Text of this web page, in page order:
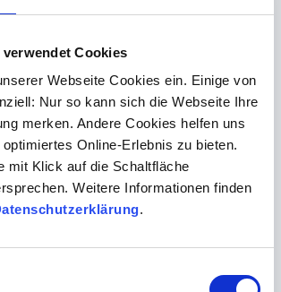
verwendet Cookies
Webseite Cookies ein. Einige von
Nur so kann sich die Webseite Ihre
merken. Andere Cookies helfen uns
Online-Erlebnis zu bieten.
mit Klick auf die Schaltfläche
Weitere Informationen finden
.
nachgewiesen werden kann, sodass
eine klinische Diagnose handelt.